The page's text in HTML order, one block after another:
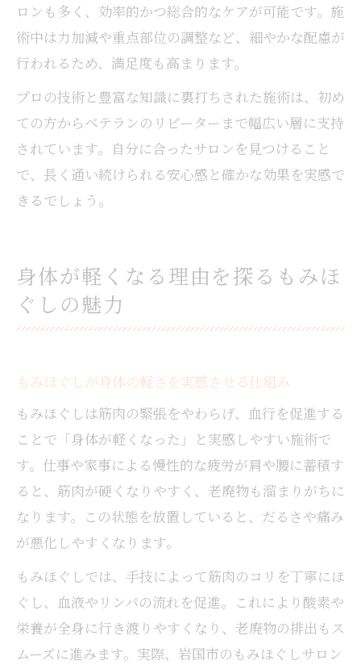
ロンも多く、効率的かつ総合的なケアが可能です。施
術中は力加減や重点部位の調整など、細やかな配慮が
行われるため、満足度も高まります。
プロの技術と豊富な知識に裏打ちされた施術は、初め
ての方からベテランのリピーターまで幅広い層に支持
されています。自分に合ったサロンを見つけること
で、長く通い続けられる安心感と確かな効果を実感で
きるでしょう。
身体が軽くなる理由を探るもみほ
ぐしの魅力
もみほぐしが身体の軽さを実感させる仕組み
もみほぐしは筋肉の緊張をやわらげ、血行を促進する
ことで「身体が軽くなった」と実感しやすい施術で
す。仕事や家事による慢性的な疲労が肩や腰に蓄積す
ると、筋肉が硬くなりやすく、老廃物も溜まりがちに
なります。この状態を放置していると、だるさや痛み
が悪化しやすくなります。
もみほぐしでは、手技によって筋肉のコリを丁寧にほ
ぐし、血液やリンパの流れを促進。これにより酸素や
栄養が全身に行き渡りやすくなり、老廃物の排出もス
ムーズに進みます。実際、岩国市のもみほぐしサロン